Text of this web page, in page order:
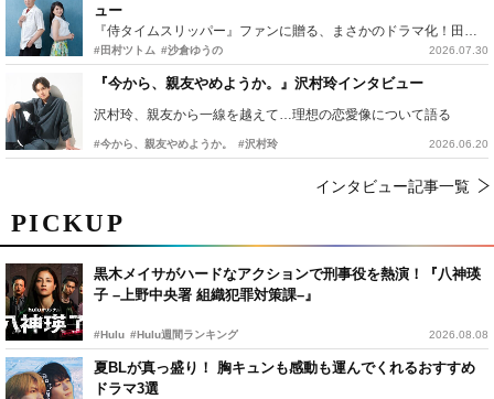
PICKUP
黒木メイサがハードなアクションで刑事役を熱演！『八神瑛
子 –上野中央署 組織犯罪対策課–』
#Hulu #Hulu週間ランキング 2026.08.08
夏BLが真っ盛り！ 胸キュンも感動も運んでくれるおすすめ
ドラマ3選
ュー
『侍タイムスリッパー』ファンに贈る、まさかのドラマ化！田村ツトム×沙倉ゆうのが語る『心配無用ノ介』撮影秘話
#田村ツトム #沙倉ゆうの 2026.07.30
『今から、親友やめようか。』沢村玲インタビュー
沢村玲、親友から一線を越えて…理想の恋愛像について語る
#今から、親友やめようか。 #沢村玲 2026.06.20
インタビュー記事一覧